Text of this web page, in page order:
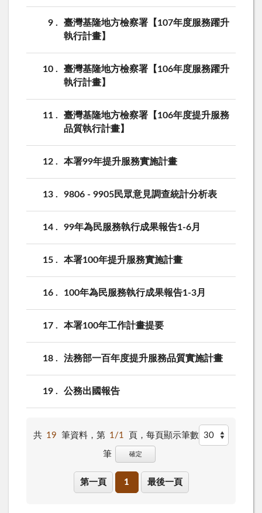
9
臺灣基隆地方檢察署【107年度服務躍升
執行計畫】
10
臺灣基隆地方檢察署【106年度服務躍升
執行計畫】
11
臺灣基隆地方檢察署【106年度提升服務
品質執行計畫】
12 本署99年提升服務實施計畫
13 9806 - 9905民眾意見調查統計分析表
14 99年為民服務執行成果報告1-6月
15 本署100年提升服務實施計畫
16 100年為民服務執行成果報告1-3月
17 本署100年工作計畫提要
18 法務部一百年度提升服務品質實施計畫
19 公務出國報告
共 19 筆資料，第 1/1 頁， 每頁顯示筆數
筆 確定
第一頁 1 最後一頁